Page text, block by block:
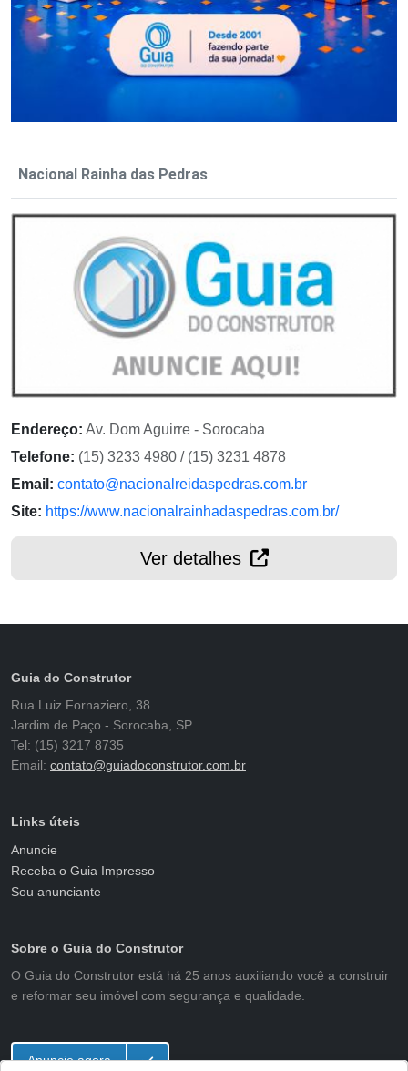
Nacional Rainha das Pedras
Endereço: Av. Dom Aguirre - Sorocaba
Telefone: (15) 3233 4980 / (15) 3231 4878
Email: contato@nacionalreidaspedras.com.br
Site: https://www.nacionalrainhadaspedras.com.br/
Ver detalhes
Guia do Construtor
Rua Luiz Fornaziero, 38
Jardim de Paço - Sorocaba, SP
Tel: (15) 3217 8735
Email: contato@guiadoconstrutor.com.br
Links úteis
Anuncie
Receba o Guia Impresso
Sou anunciante
Sobre o Guia do Construtor
O Guia do Construtor está há 25 anos auxiliando você a construir
e reformar seu imóvel com segurança e qualidade.
Anuncie agora